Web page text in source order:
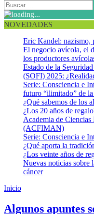
NOVEDADES
Eric Kandel: nazismo,
El negocio avícola, el
los productores
Estado de la
(SOFI) 2025:
Serie: Consciencia e
futuro “ilimitado” de
¿Qué sabemos de los
¿Los 20 años de
Academia de Ciencias
(ACFIMAN)
Serie: Consciencia e
¿Qué aporta la
¿Los veinte años de
Nuevas noticias sobre
cáncer
Inicio
Algunos apuntes